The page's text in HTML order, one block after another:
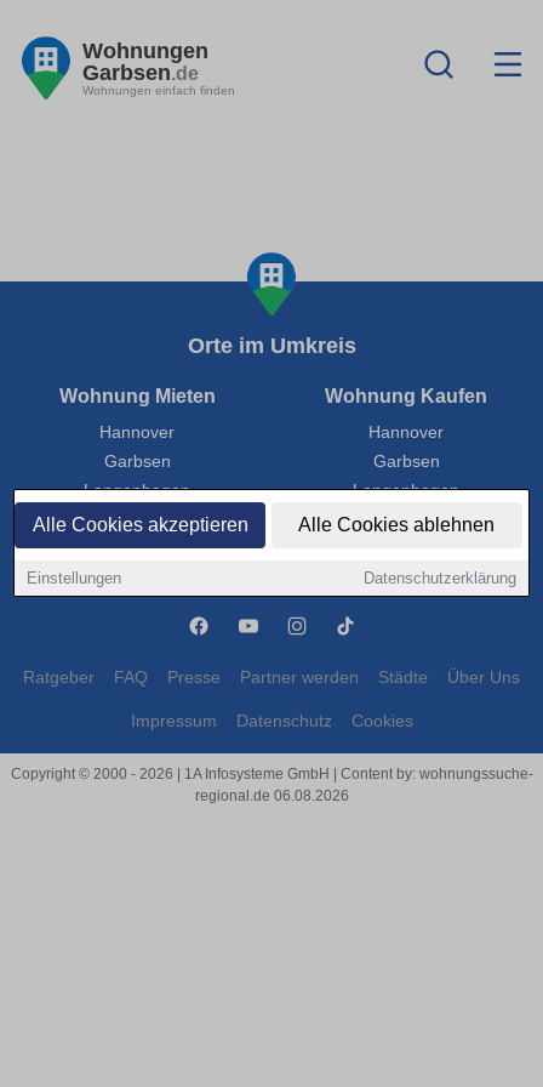
Alle Cookies akzeptieren Alle Cookies ablehnen
Einstellungen Datenschutzerklärung
Wohnungen
Garbsen.de
Wohnungen einfach finden
Orte im Umkreis
Wohnung Mieten
Hannover
Garbsen
Langenhagen
Neustadt am Rübenberge
Lehrte
Wohnung Kaufen
Hannover
Garbsen
Langenhagen
Neustadt am Rübenberge
Ratgeber FAQ Presse Partner werden Städte Über Uns
Impressum Datenschutz Cookies
Copyright © 2000 - 2026 | 1A Infosysteme GmbH | Content by: wohnungssuche-
regional.de 06.08.2026